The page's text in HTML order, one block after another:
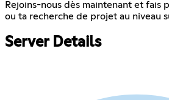
Rejoins-nous dès maintenant et fais
ou ta recherche de projet au niveau
Server Details